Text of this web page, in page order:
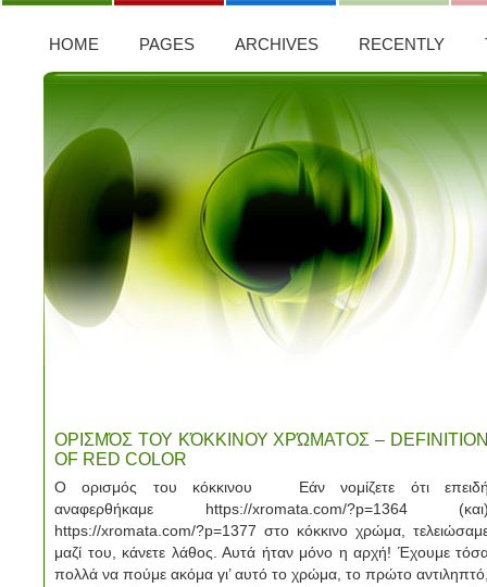
HOME PAGES ARCHIVES RECENTLY
ΟΡΙΣΜΌΣ ΤΟΥ ΚΌΚΚΙΝΟΥ ΧΡΏΜΑΤΟΣ –
OF RED COLOR
Ο ορισμός του κόκκινου Εάν νομίζετε ότι
αναφερθήκαμε https://xromata.com/?p=1364
https://xromata.com/?p=1377 στο κόκκινο χρώμα,
μαζί του, κάνετε λάθος. Αυτά ήταν μόνο η αρχή! Έχουμε
πολλά να πούμε ακόμα γι’ αυτό το χρώμα, το πρώτο